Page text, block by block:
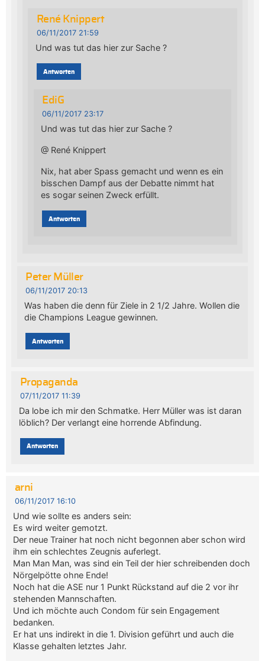
René Knippert
06/11/2017 21:59
Und was tut das hier zur Sache ?
Antworten
EdiG
06/11/2017 23:17
Und was tut das hier zur Sache ?
@ René Knippert
Nix, hat aber Spass gemacht und wenn es ein
bisschen Dampf aus der Debatte nimmt hat
es sogar seinen Zweck erfüllt.
Antworten
Peter Müller
06/11/2017 20:13
Was haben die denn für Ziele in 2 1/2 Jahre. Wollen die
die Champions League gewinnen.
Antworten
Propaganda
07/11/2017 11:39
Da lobe ich mir den Schmatke. Herr Müller was ist daran
löblich? Der verlangt eine horrende Abfindung.
Antworten
arni
06/11/2017 16:10
Und wie sollte es anders sein:
Es wird weiter gemotzt.
Der neue Trainer hat noch nicht begonnen aber schon wird
ihm ein schlechtes Zeugnis auferlegt.
Man Man Man, was sind ein Teil der hier schreibenden doch
Nörgelpötte ohne Ende!
Noch hat die ASE nur 1 Punkt Rückstand auf die 2 vor ihr
stehenden Mannschaften.
Und ich möchte auch Condom für sein Engagement
bedanken.
Er hat uns indirekt in die 1. Division geführt und auch die
Klasse gehalten letztes Jahr.